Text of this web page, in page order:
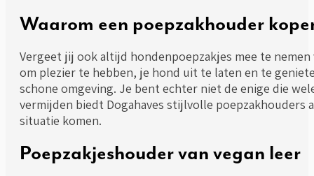
Waarom een poepzakhouder
Vergeet jij ook altijd hondenpoepzakjes mee te
om plezier te hebben, je hond uit te laten en te
schone omgeving. Je bent echter niet de enige die
vermijden biedt Dogahaves stijlvolle poepzakhouders
situatie komen.
Poepzakjeshouder van vegan leer